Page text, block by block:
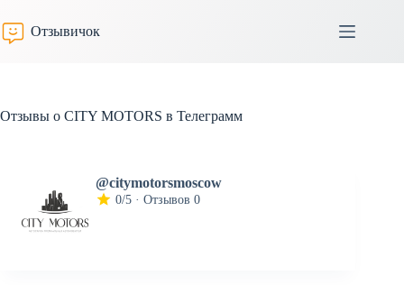
к
сути
Отзывичок
Отзывы о CITY MOTORS в Телеграмм
@citymotorsmoscow
0/5 · Отзывов 0